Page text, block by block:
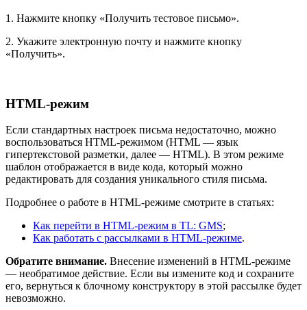
1. Нажмите кнопку «Получить тестовое письмо».
2. Укажите электронную почту и нажмите кнопку
«Получить».
HTML-режим
Если стандартных настроек письма недостаточно, можно
воспользоваться HTML-режимом (HTML — язык
гипертекстовой разметки, далее — HTML). В этом режиме
шаблон отображается в виде кода, который можно
редактировать для создания уникального стиля письма.
Подробнее о работе в HTML-режиме смотрите в статьях:
Как перейти в HTML-режим в TL: GMS;
Как работать с рассылками в HTML-режиме.
Обратите внимание. Внесение изменений в HTML-режиме
— необратимое действие. Если вы измените код и сохраните
его, вернуться к блочному конструктору в этой рассылке будет
невозможно.